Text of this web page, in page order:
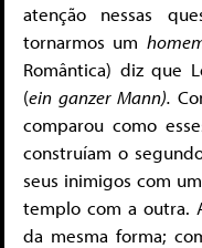
atenção nessas
tornarmos um
Romântica) diz que
(ein ganzer Mann).
comparou como
construíam o
seus inimigos com
templo com a outra.
da mesma forma;